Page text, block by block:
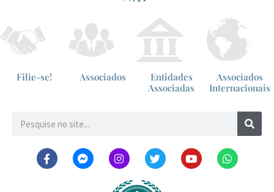
Filie-se! Associados
Entidades
Associadas
Associados
Internacionais